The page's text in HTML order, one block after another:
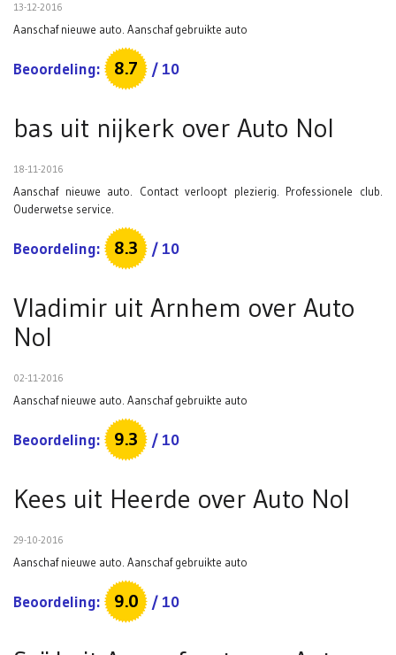
13-12-2016
Aanschaf nieuwe auto. Aanschaf gebruikte auto
Beoordeling: 8.7 / 10
bas uit nijkerk over Auto Nol
18-11-2016
Aanschaf nieuwe auto. Contact verloopt plezierig. Professionele club.
Ouderwetse service.
Beoordeling: 8.3 / 10
Vladimir uit Arnhem over Auto
Nol
02-11-2016
Aanschaf nieuwe auto. Aanschaf gebruikte auto
Beoordeling: 9.3 / 10
Kees uit Heerde over Auto Nol
29-10-2016
Aanschaf nieuwe auto. Aanschaf gebruikte auto
Beoordeling: 9.0 / 10